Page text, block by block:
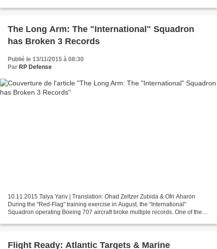
The Long Arm: The "International" Squadron
has Broken 3 Records
Publié le 13/11/2015 à 08:30
Par RP Defense
10.11.2015 Talya Yariv | Translation: Ohad Zeltzer Zubida & Ofri Aharon
During the "Red-Flag" training exercise in August, the "International"
Squadron operating Boeing 707 aircraft broke multiple records. One of them
Flight Ready: Atlantic Targets & Marine